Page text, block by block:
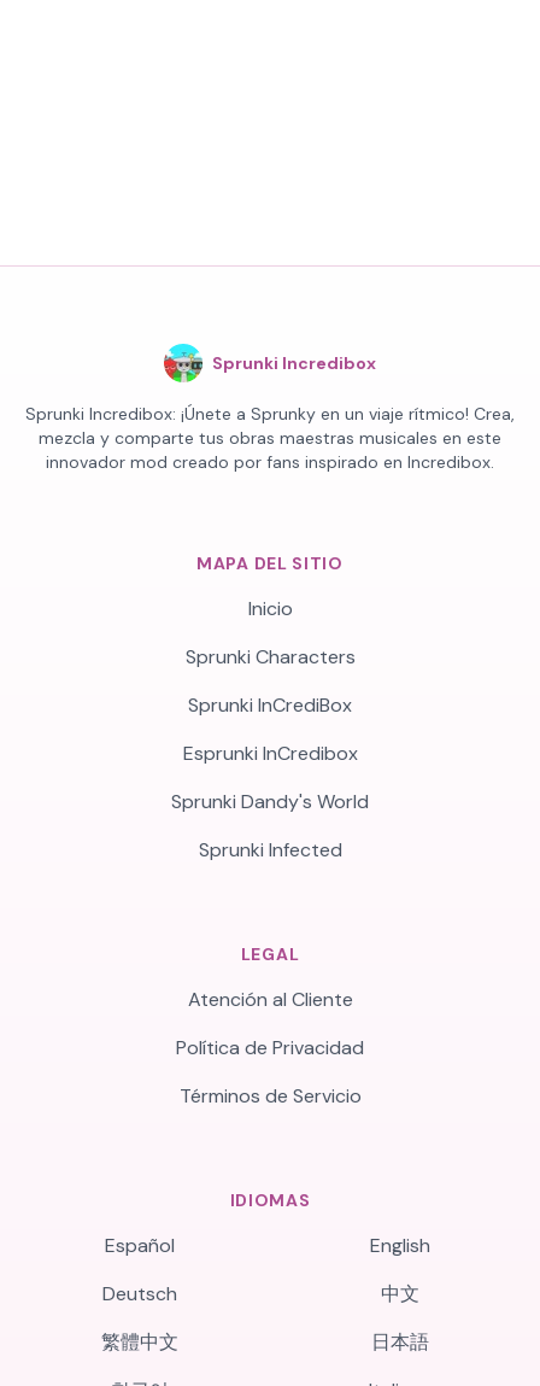
Sprunki Incredibox
Sprunki Incredibox: ¡Únete a Sprunky en un viaje rítmico! Crea,
mezcla y comparte tus obras maestras musicales en este
innovador mod creado por fans inspirado en Incredibox.
MAPA DEL SITIO
Inicio
Sprunki Characters
Sprunki InCrediBox
Esprunki InCredibox
Sprunki Dandy's World
Sprunki Infected
LEGAL
Atención al Cliente
Política de Privacidad
Términos de Servicio
IDIOMAS
Español
English
Deutsch
中文
繁體中文
日本語